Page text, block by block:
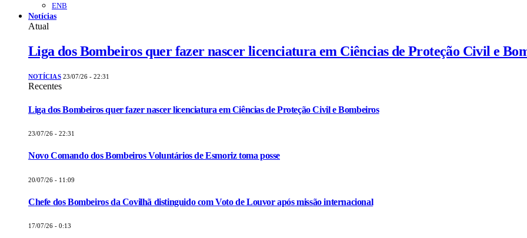
ENB
Notícias
Atual
Liga dos Bombeiros quer fazer nascer licenciatura em Ciências de Proteção Civil e
NOTÍCIAS 23/07/26 - 22:31
Recentes
Liga dos Bombeiros quer fazer nascer licenciatura em Ciências de Proteção Civil e Bombeiros
23/07/26 - 22:31
Novo Comando dos Bombeiros Voluntários de Esmoriz toma posse
20/07/26 - 11:09
Chefe dos Bombeiros da Covilhã distinguido com Voto de Louvor após missão internacional
17/07/26 - 0:13